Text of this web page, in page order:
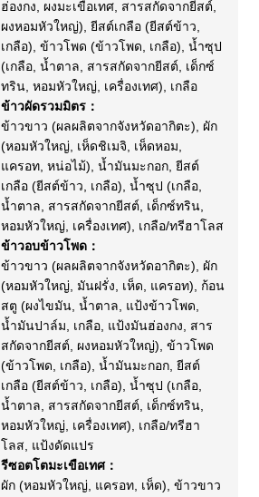
ฮ่องกง, ผงมะเขือเทศ, สารสกัดจากยีสต์,
ผงหอมหัวใหญ่), ยีสต์เกลือ (ยีสต์ข้าว,
เกลือ), ข้าวโพด (ข้าวโพด, เกลือ), น้ำซุป
(เกลือ, น้ำตาล, สารสกัดจากยีสต์, เด็กซ์
ทริน, หอมหัวใหญ่, เครื่องเทศ), เกลือ
ข้าวผัดรวมมิตร：
ข้าวขาว (ผลผลิตจากจังหวัดอากิตะ), ผัก
(หอมหัวใหญ่, เห็ดชิเมจิ, เห็ดหอม,
แครอท, หน่อไม้), น้ำมันมะกอก, ยีสต์
เกลือ (ยีสต์ข้าว, เกลือ), น้ำซุป (เกลือ,
น้ำตาล, สารสกัดจากยีสต์, เด็กซ์ทริน,
หอมหัวใหญ่, เครื่องเทศ), เกลือ/ทรีฮาโลส
ข้าวอบข้าวโพด：
ข้าวขาว (ผลผลิตจากจังหวัดอากิตะ), ผัก
(หอมหัวใหญ่, มันฝรั่ง, เห็ด, แครอท), ก้อน
สตู (ผงไขมัน, น้ำตาล, แป้งข้าวโพด,
น้ำมันปาล์ม, เกลือ, แป้งมันฮ่องกง, สาร
สกัดจากยีสต์, ผงหอมหัวใหญ่), ข้าวโพด
(ข้าวโพด, เกลือ), น้ำมันมะกอก, ยีสต์
เกลือ (ยีสต์ข้าว, เกลือ), น้ำซุป (เกลือ,
น้ำตาล, สารสกัดจากยีสต์, เด็กซ์ทริน,
หอมหัวใหญ่, เครื่องเทศ), เกลือ/ทรีฮา
โลส, แป้งดัดแปร
รีซอตโตมะเขือเทศ：
ผัก (หอมหัวใหญ่, แครอท, เห็ด), ข้าวขาว